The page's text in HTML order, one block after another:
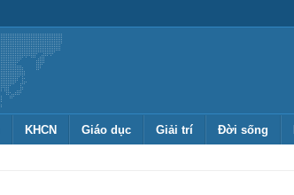
KHCN Giáo dục Giải trí Đời sống